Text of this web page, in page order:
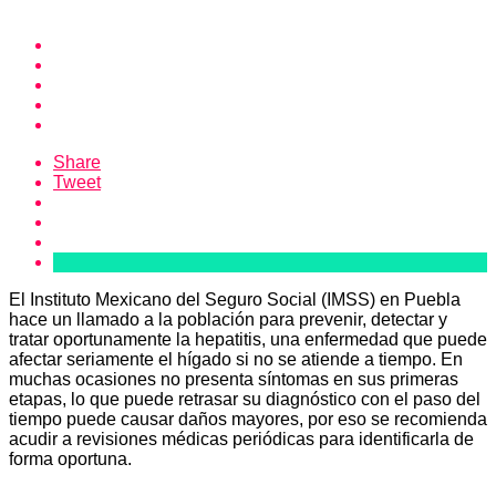
Share
Tweet
El Instituto Mexicano del Seguro Social (IMSS) en Puebla
hace un llamado a la población para prevenir, detectar y
tratar oportunamente la hepatitis, una enfermedad que puede
afectar seriamente el hígado si no se atiende a tiempo. En
muchas ocasiones no presenta síntomas en sus primeras
etapas, lo que puede retrasar su diagnóstico con el paso del
tiempo puede causar daños mayores, por eso se recomienda
acudir a revisiones médicas periódicas para identificarla de
forma oportuna.